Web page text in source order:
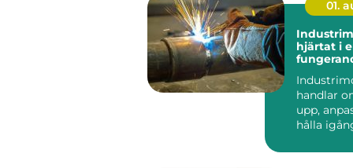
01.
hjärtat i
handlar
upp,
hålla
att ...